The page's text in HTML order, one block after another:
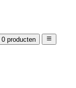
0 producten